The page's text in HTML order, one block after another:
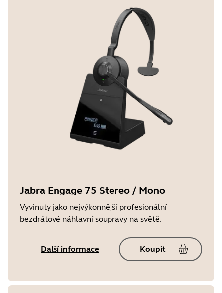
Jabra Engage 75 Stereo / Mono
Vyvinuty jako nejvýkonnější profesionální
bezdrátové náhlavní soupravy na světě.
Další informace Koupit